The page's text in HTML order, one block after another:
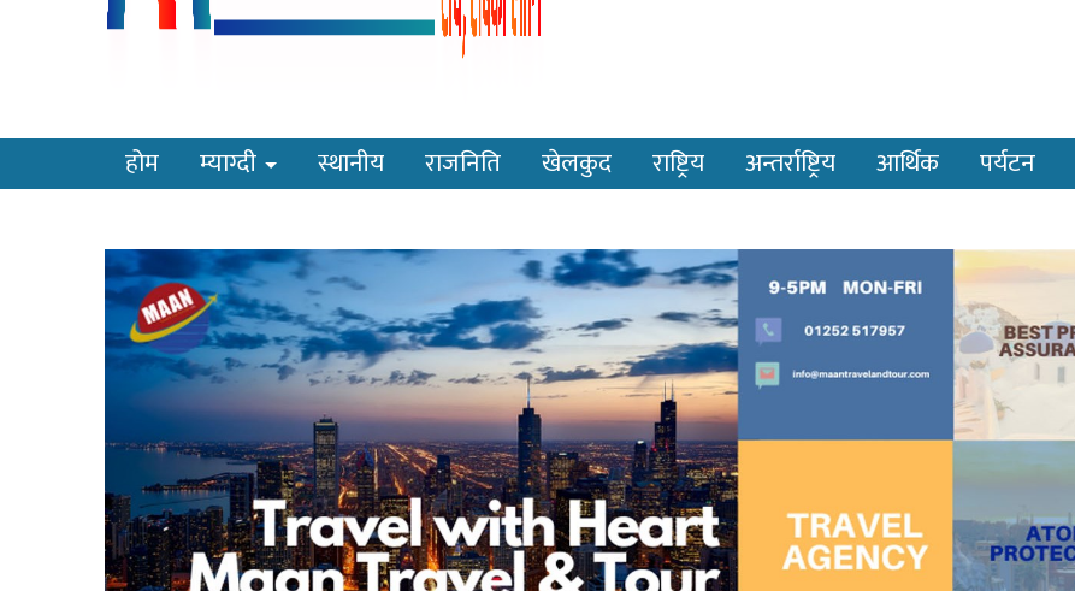
होम म्याग्दी स्थानीय राजनिति खेलकुद राष्ट्रिय अन्तर्राष्ट्रिय आर्थिक पर्यटन